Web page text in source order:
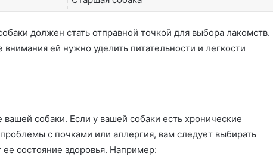
должен стать отправной точкой для выбора лакомств.
ей нужно уделить питательности и легкости
собаки. Если у вашей собаки есть хронические
с почками или аллергия, вам следует выбирать
ее состояние здоровья. Например: